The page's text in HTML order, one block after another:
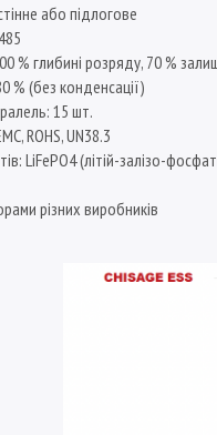
або підлогове
% глибині розряду, 70 %
% (без конденсації)
15 шт.
ROHS, UN38.3
LiFePO4 (літій-залізо-
різних виробників